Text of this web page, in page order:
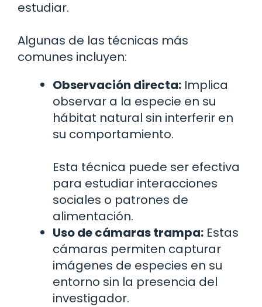
estudiar.
Algunas de las técnicas más
comunes incluyen:
Observación directa: Implica
observar a la especie en su
hábitat natural sin interferir en
su comportamiento.
Esta técnica puede ser efectiva
para estudiar interacciones
sociales o patrones de
alimentación.
Uso de cámaras trampa: Estas
cámaras permiten capturar
imágenes de especies en su
entorno sin la presencia del
investigador.